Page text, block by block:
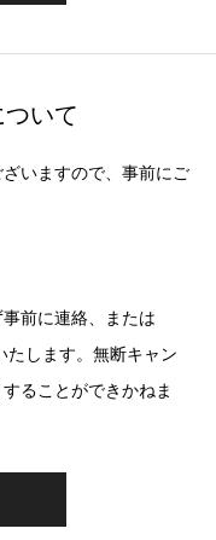
いて
いますので、事前にご
前に連絡、または
たします。無断キャン
ることができかねま